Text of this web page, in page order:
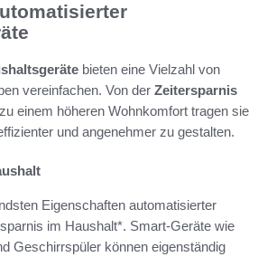
bieten eine Vielzahl von
vereinfachen. Von der Zeitersparnis
einem höheren Wohnkomfort tragen sie
und angenehmer zu gestalten.
Eigenschaften automatisierter
im Haushalt*. Smart-Geräte wie
Geschirrspüler können eigenständig